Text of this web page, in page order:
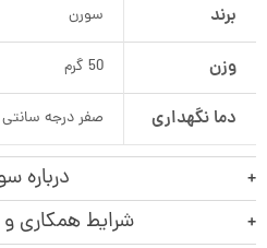
برند سورن
وزن 50 گرم
دما نگهداری صفر درجه سانتی
درباره
شرایط همکاری